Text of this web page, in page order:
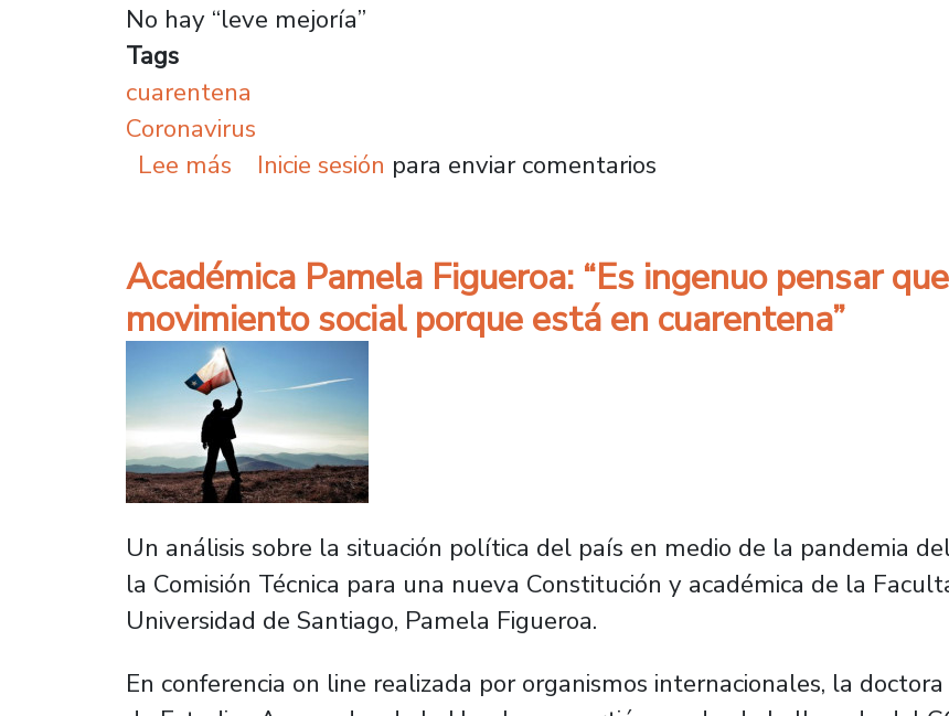
No hay “leve mejoría”
Tags
cuarentena
Coronavirus
Lee más sobre Expertos de la U. de Santiago rechazan que Chile
Inicie sesión para enviar comentarios
Académica Pamela Figueroa: “Es ingenuo pensar
movimiento social porque está en cuarentena”
Un análisis sobre la situación política del país en medio de la pandemia
la Comisión Técnica para una nueva Constitución y académica de la
Universidad de Santiago, Pamela Figueroa.
En conferencia on line realizada por organismos internacionales, la